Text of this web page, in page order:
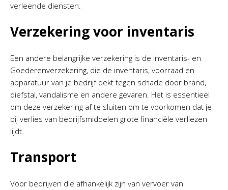
verleende diensten.
Verzekering voor inventaris
Een andere belangrijke verzekering is de Inventaris- en
Goederenverzekering, die de inventaris, voorraad en
apparatuur van je bedrijf dekt tegen schade door brand,
diefstal, vandalisme en andere gevaren. Het is essentieel
om deze verzekering af te sluiten om te voorkomen dat je
bij verlies van bedrijfsmiddelen grote financiële verliezen
lijdt.
Transport
Voor bedrijven die afhankelijk zijn van vervoer van